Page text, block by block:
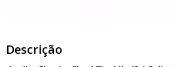
Descrição